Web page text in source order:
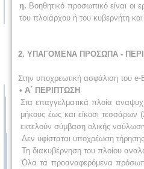
η. Βοηθητικό προσωπικό είναι οι
του πλοιάρχου ή του κυβερνήτη
2. ΥΠΑΓΟΜΕΝΑ ΠΡΟΣΩΠΑ -
Στην υποχρεωτική ασφάλιση του
• Α΄ ΠΕΡΙΠΤΩΣΗ
Στα επαγγελματικά πλοία
μήκους έως και είκοσι τεσσάρων
εκτελούν σύμβαση ολικής
Δεν υφίσταται υποχρέωση
Τη διακυβέρνηση του πλοίου
Όλα τα προαναφερόμενα